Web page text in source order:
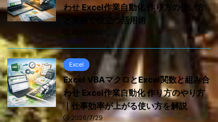
わせ Excel作業自動化 作り方の使い方
と実務で役立つ活用術
Excel
Excel VBAマクロとExcel関数と組み合
わせ Excel作業自動化 作り方のやり方
｜仕事効率が上がる使い方を解説
2026/7/29